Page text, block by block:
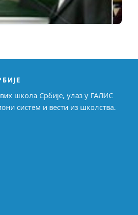
школа Србије, улаз у ГАЛИС
систем и вести из школства.